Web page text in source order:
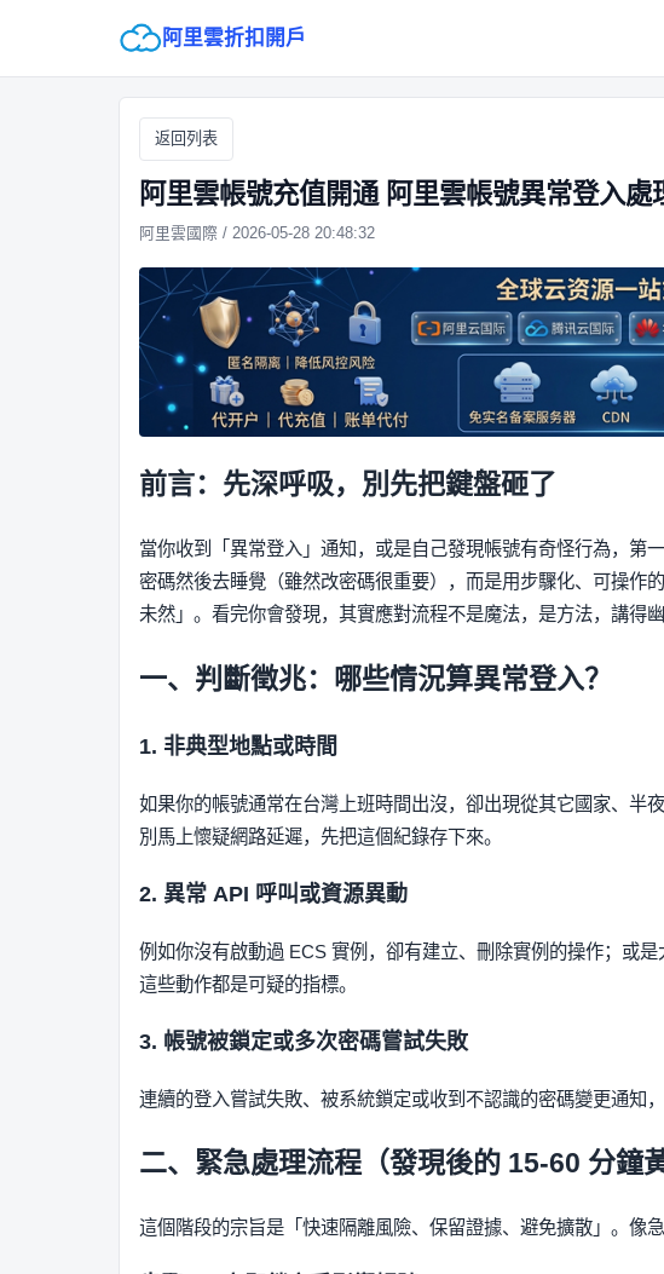
阿里雲折扣開戶
返回列表
阿里雲帳號充值開通 阿里雲帳號異常登入處
阿里雲國際 / 2026-05-28 20:48:32
前言：先深呼吸，別先把鍵盤砸了
當你收到「異常登入」通知，或是自己發現帳號有奇怪行為，第
密碼然後去睡覺（雖然改密碼很重要），而是用步驟化、可操作
未然」。看完你會發現，其實應對流程不是魔法，是方法，講得
一、判斷徵兆：哪些情況算異常登入？
1. 非典型地點或時間
如果你的帳號通常在台灣上班時間出沒，卻出現從其它國家、半
別馬上懷疑網路延遲，先把這個紀錄存下來。
2. 異常 API 呼叫或資源異動
例如你沒有啟動過 ECS 實例，卻有建立、刪除實例的操作；或
這些動作都是可疑的指標。
3. 帳號被鎖定或多次密碼嘗試失敗
連續的登入嘗試失敗、被系統鎖定或收到不認識的密碼變更通知，
二、緊急處理流程（發現後的 15-60 分鐘
這個階段的宗旨是「快速隔離風險、保留證據、避免擴散」。像